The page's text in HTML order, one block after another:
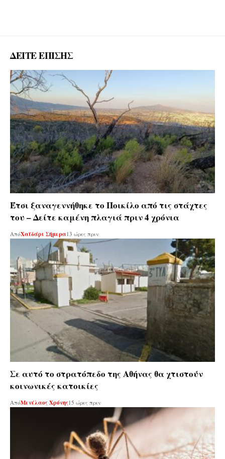
ΔΕΙΤΕ ΕΠΙΣΗΣ
Έτσι ξαναγεννήθηκε το Ποικίλο από τις στάχτες
του – Δείτε καμένη πλαγιά πριν 4 χρόνια
ΑπόΧαϊδάρι Σήμερα 13 ώρες πριν
Σε αυτό το στρατόπεδο της Αθήνας θα χτιστούν
κοινωνικές κατοικίες
ΑπόΜενέλαος Χρόνης15 ώρες πριν